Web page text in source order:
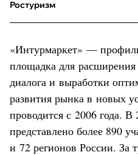
Ростуризм
«Интурмаркет» —
площадка для расширения
диалога и выработки
развития рынка в новых
проводится с 2006 года. В
представлено более 890
и 72 регионов России. За